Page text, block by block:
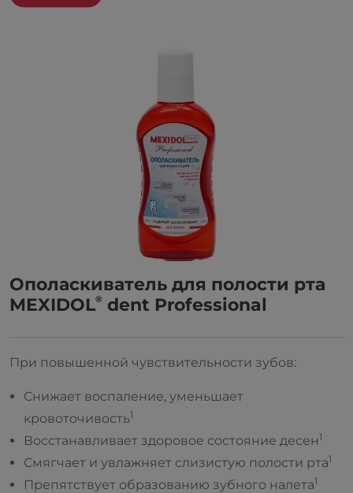
Ополаскиватель для полости рта
MEXIDOL® dent Professional
При повышенной чувствительности зубов:
Снижает воспаление, уменьшает
кровоточивость1
Восстанавливает здоровое состояние десен1
Смягчает и увлажняет слизистую полости рта1
Препятствует образованию зубного налета1